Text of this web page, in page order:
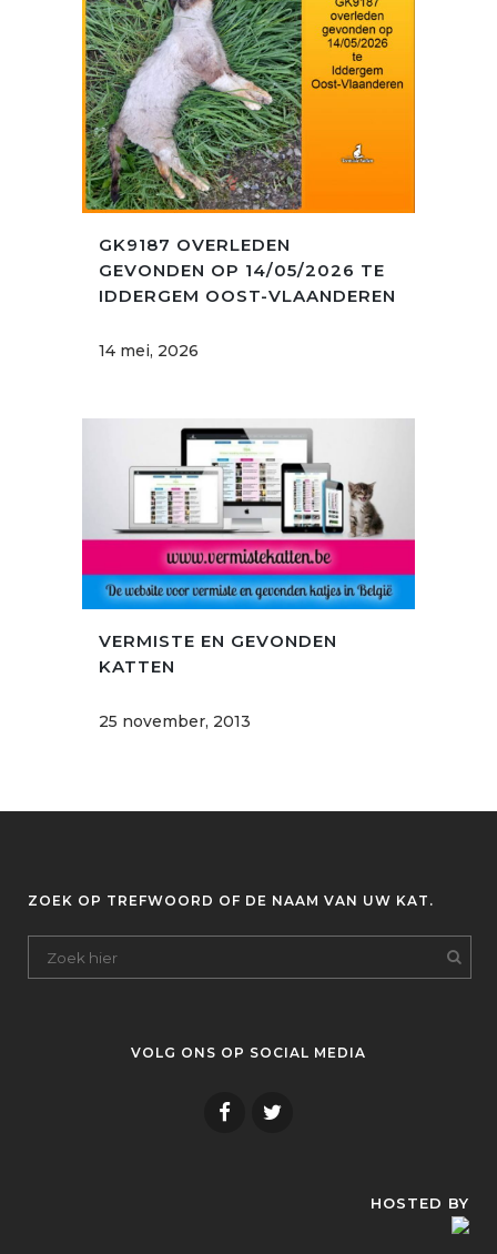
GK9187 OVERLEDEN
GEVONDEN OP 14/05/2026 TE
IDDERGEM OOST-VLAANDEREN
14 mei, 2026
VERMISTE EN GEVONDEN
KATTEN
25 november, 2013
ZOEK OP TREFWOORD OF DE NAAM VAN UW KAT.
VOLG ONS OP SOCIAL MEDIA
HOSTED BY